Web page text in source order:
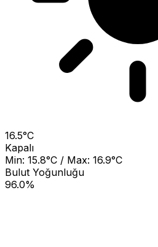
16.5°C
Kapalı
Min: 15.8°C / Max: 16.9°C
Bulut Yoğunluğu
96.0%